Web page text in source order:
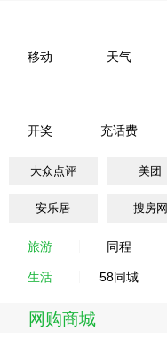
移动 天气
开奖 充话费
大众点评 美团
安乐居 搜房网
旅游 同程
生活 58同城
网购商城